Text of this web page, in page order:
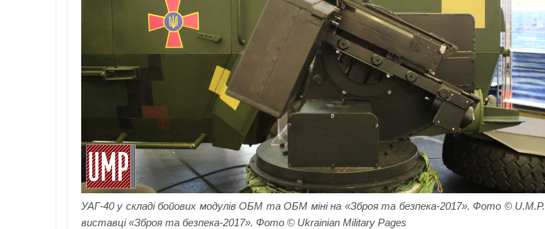
УАГ-40 у складі бойових модулів ОБМ та ОБМ міні на «Зброя та безпека-2017». Фото © U.M.P.
виставці «Зброя та безпека-2017». Фото © Ukrainian Military Pages